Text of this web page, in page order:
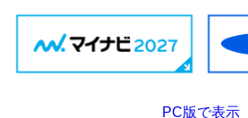
PC版で表示